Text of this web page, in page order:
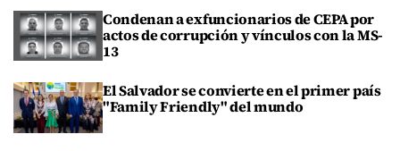
Condenan a exfuncionarios de CEPA por
actos de corrupción y vínculos con la MS-
13
El Salvador se convierte en el primer país
"Family Friendly" del mundo